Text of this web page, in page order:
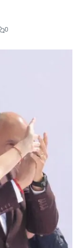
0